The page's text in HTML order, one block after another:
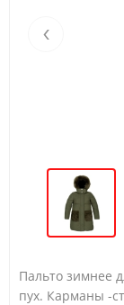
‹
Пальто зимнее
пух. Карманы -
Обхват